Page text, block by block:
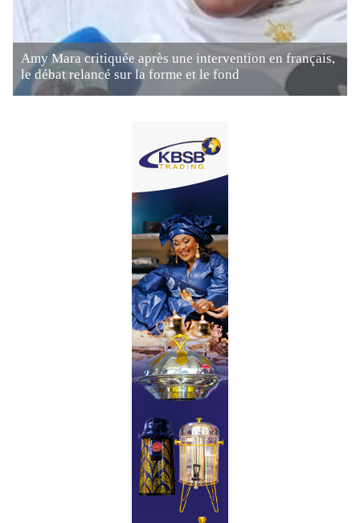
Amy Mara critiquée après une intervention en français,
le débat relancé sur la forme et le fond